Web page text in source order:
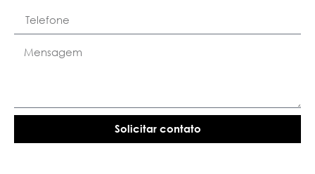
Solicitar contato